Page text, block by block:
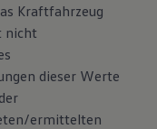
Kraftfahrzeug
nicht
dieser Werte
ermittelten